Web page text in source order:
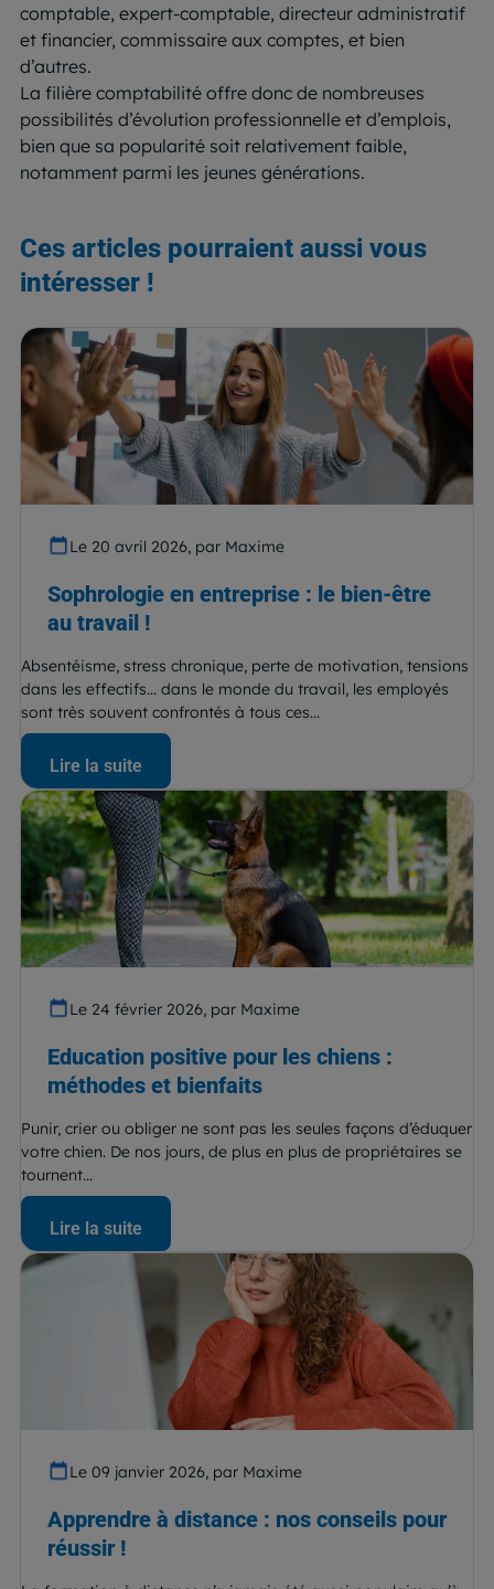
comptable, expert-comptable, directeur administratif
et financier, commissaire aux comptes, et bien
d’autres.
La filière comptabilité offre donc de nombreuses
possibilités d’évolution professionnelle et d’emplois,
bien que sa popularité soit relativement faible,
notamment parmi les jeunes générations.
Ces articles pourraient aussi vous
intéresser !
Le 20 avril 2026, par Maxime
Sophrologie en entreprise : le bien-être
au travail !
Absentéisme, stress chronique, perte de motivation, tensions
dans les effectifs… dans le monde du travail, les employés
sont très souvent confrontés à tous ces...
Lire la suite
Le 24 février 2026, par Maxime
Education positive pour les chiens :
méthodes et bienfaits
Punir, crier ou obliger ne sont pas les seules façons d’éduquer
votre chien. De nos jours, de plus en plus de propriétaires se
tournent...
Lire la suite
Le 09 janvier 2026, par Maxime
Apprendre à distance : nos conseils pour
réussir !